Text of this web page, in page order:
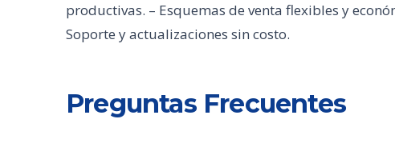
productivas. – Esquemas de venta flexibles y
Soporte y actualizaciones sin costo.
Preguntas Frecuentes